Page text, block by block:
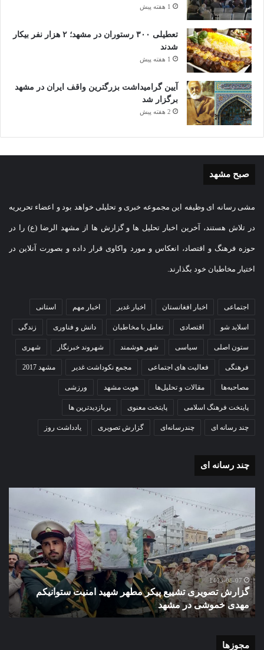
1 هفته پیش
تعطیلی ۳۰۰ رستوران در مشهد؛ ۲ هزار نفر بیکار
شدند
1 هفته پیش
آیین گرامیداشت بزرگترین واقف ایران در مشهد
برگزار شد
2 هفته پیش
صبح مشهد
مشی رسانه ای وظیفه این مجموعه خبری و تحلیلی خواهد بود و اعضاء تحریریه
در تلاش هستند، آخرین اخبار تحلیل ها و گزارش ها از مشهد الرضا (ع) را در
حوزه فرهنگ و اقتصاد، انعکاس و مورد واکاوی قرار داده و بصورت آنلاین در
اختیار مخاطبان خود بگذارند.
اجتماعی اخبار افغانستان اخبار غدیر اخبار مهم استانی
اسلاید شو اقتصادی تعامل با مخاطبان دانش و فناوری زندگی
ستون اصلی سیاسی شهر هوشمند شهروند خبرنگار شهری
فرهنگی فعالیت های اجتماعی مجمع نکوداشت غدیر مشهد 2017
مصاحبه‌ها مقالات و تحلیل‌ها هویت مشهد ورزشی
پایتخت فرهنگ اسلامی پایتخت معنوی پربازدیدترین ها
چند رسانه ای چندرسانه‌ای گزارش تصویری یادداشت روز
چند رسانه ای
تشییع
پیکر
مطهر
شهید
امنیت
ستوانیکم
مهدی
خموشی
در
1403-08-07
گزارش تصویری تشییع پیکر مطهر شهید امنیت ستوانیکم
مهدی خموشی در مشهد
با
مجوزها